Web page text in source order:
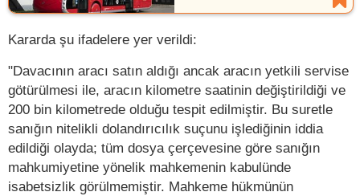
Kararda şu ifadelere yer verildi:
"Davacının aracı satın aldığı ancak aracın yetkili servise
götürülmesi ile, aracın kilometre saatinin değiştirildiği ve
200 bin kilometrede olduğu tespit edilmiştir. Bu suretle
sanığın nitelikli dolandırıcılık suçunu işlediğinin iddia
edildiği olayda; tüm dosya çerçevesine göre sanığın
mahkumiyetine yönelik mahkemenin kabulünde
isabetsizlik görülmemiştir. Mahkeme hükmünün